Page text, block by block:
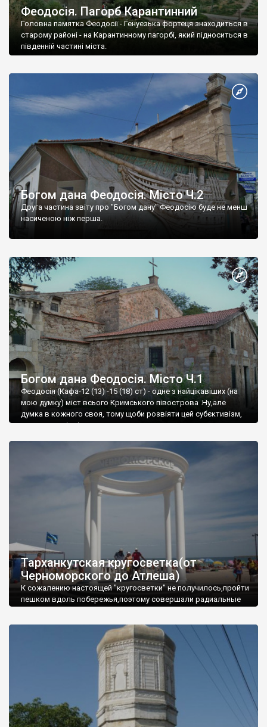
Феодосія. Пагорб Карантинний
Головна памятка Феодосії - Генуезька фортеця знаходиться в
старому районі - на Карантинному пагорбі, який підноситься в
південній частині міста.
Богом дана Феодосія. Місто Ч.2
Друга частина звіту про "Богом дану" Феодосію буде не менш
насиченою ніж перша.
Богом дана Феодосія. Місто Ч.1
Феодосія (Кафа-12 (13) -15 (18) ст) - одне з найцікавіших (на
мою думку) міст всього Кримського півострова .Ну,але
думка в кожного своя, тому щоби розвіяти цей субєктивізм,
запрошую відвідати це
Тарханкутская кругосветка(от
Черноморского до Атлеша)
К сожалению настоящей "кругосветки" не получилось,пройти
пешком вдоль побережья,поэтому совершали радиальные